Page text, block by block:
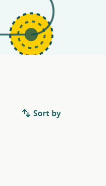
Sort by